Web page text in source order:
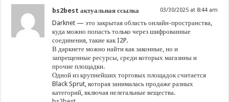
bs2best актуальная ссылка 03/30/2025 at 8:44 am
Darknet — это закрытая область онлайн-пространства,
куда можно попасть только через шифрованные
соединения, такие как I2P.
В даркнете можно найти как законные, но и
запрещенные ресурсы, среди которых магазины и
прочие площадки.
Одной из крупнейших торговых площадок считается
Black Sprut, которая занималась продаже разных
категорий, включая нелегальные вещества.